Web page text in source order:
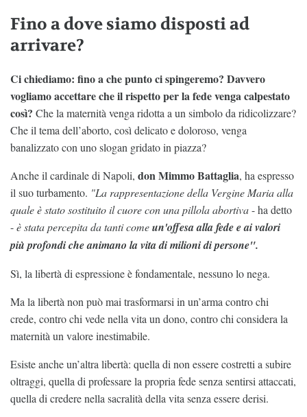
Fino a dove siamo disposti ad
arrivare?
Ci chiediamo: fino a che punto ci spingeremo? Davvero
vogliamo accettare che il rispetto per la fede venga calpestato
così? Che la maternità venga ridotta a un simbolo da ridicolizzare?
Che il tema dell’aborto, così delicato e doloroso, venga
banalizzato con uno slogan gridato in piazza?
Anche il cardinale di Napoli, don Mimmo Battaglia, ha espresso
il suo turbamento. "La rappresentazione della Vergine Maria alla
quale è stato sostituito il cuore con una pillola abortiva- ha detto
-è stata percepita da tanti comeun'offesa alla fede e ai valori
più profondi che animano la vita di milioni di persone".
Sì, la libertà di espressione è fondamentale, nessuno lo nega.
Ma la libertà non può mai trasformarsi in un’arma contro chi
crede, contro chi vede nella vita un dono, contro chi considera la
maternità un valore inestimabile.
Esiste anche un’altra libertà: quella di non essere costretti a subire
oltraggi, quella di professare la propria fede senza sentirsi attaccati,
quella di credere nella sacralità della vita senza essere derisi.